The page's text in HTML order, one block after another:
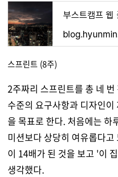
부스트캠프 웹
스프린트 (8주)
2주짜리 스프린트를 총 네
수준의 요구사항과 디자인
을 목표로 한다. 처음에는 하
미션보다 상당히 여유롭다
이 14배가 된 것을 보고 '이
생각했다.